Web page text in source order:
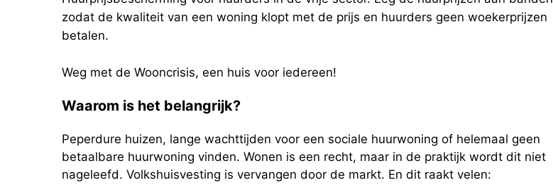
zodat de kwaliteit van een woning klopt met de prijs en huurders geen woekerprijzen
betalen.
Weg met de Wooncrisis, een huis voor iedereen!
Waarom is het belangrijk?
Peperdure huizen, lange wachttijden voor een sociale huurwoning of helemaal geen
betaalbare huurwoning vinden. Wonen is een recht, maar in de praktijk wordt dit niet
nageleefd. Volkshuisvesting is vervangen door de markt. En dit raakt velen: